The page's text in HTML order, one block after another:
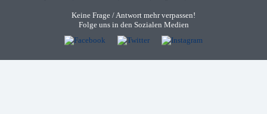
Keine Frage / Antwort mehr verpassen!
Folge uns in den Sozialen Medien